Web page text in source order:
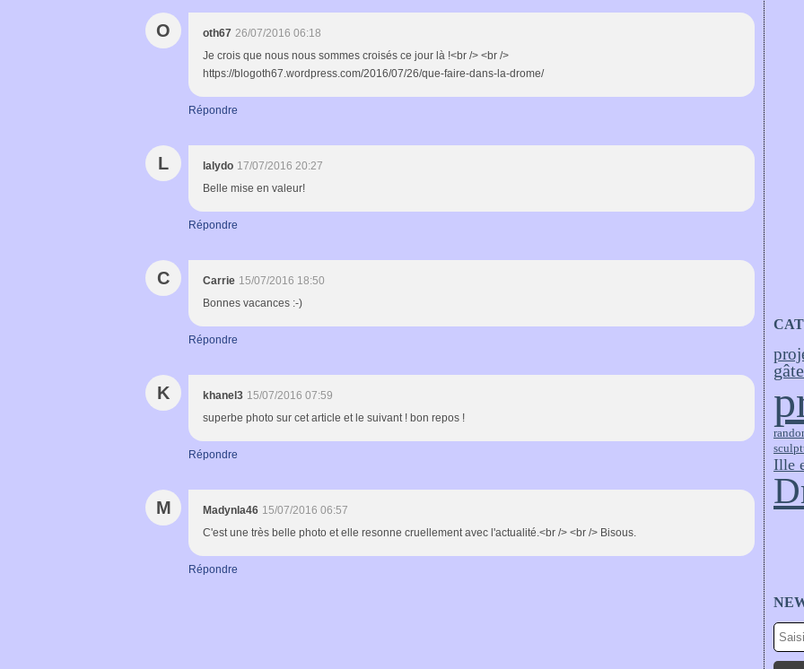
O oth67 26/07/2016 06:18
Je crois que nous nous sommes croisés ce jour là !<br /> <br />
https://blogoth67.wordpress.com/2016/07/26/que-faire-dans-la-drome/
Répondre
L lalydo 17/07/2016 20:27
Belle mise en valeur!
Répondre
C Carrie 15/07/2016 18:50
Bonnes vacances :-)
Répondre
K khanel3 15/07/2016 07:59
superbe photo sur cet article et le suivant ! bon repos !
Répondre
M Madynla46 15/07/2016 06:57
C'est une très belle photo et elle resonne cruellement avec l'actualité.<br /> <br /> Bisous.
Répondre
Ille